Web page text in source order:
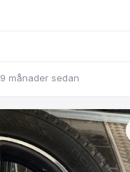
9 månader sedan